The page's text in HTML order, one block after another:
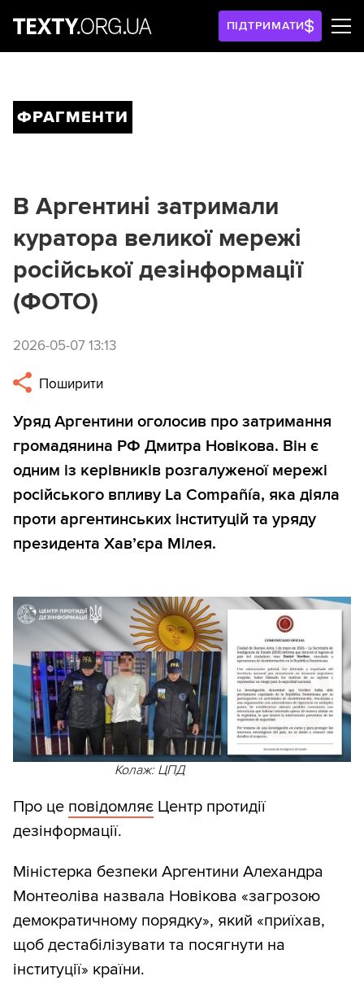
ПІДТРИМАТИ
ФРАГМЕНТИ
В Аргентині затримали
куратора великої мережі
російської дезінформації
(ФОТО)
2026-05-07 13:13
Поширити
Уряд Аргентини оголосив про затримання
громадянина РФ Дмитра Новікова. Він є
одним із керівників розгалуженої мережі
російського впливу La Compañía, яка діяла
проти аргентинських інституцій та уряду
президента Хав’єра Мілея.
Колаж: ЦПД
Про це повідомляє Центр протидії
дезінформації.
Міністерка безпеки Аргентини Алехандра
Монтеоліва назвала Новікова «загрозою
демократичному порядку», який «приїхав,
щоб дестабілізувати та посягнути на
інституції» країни.